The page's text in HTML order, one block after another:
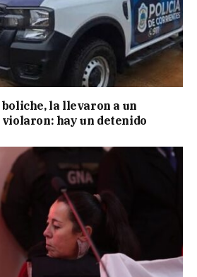
la llevaron a un
hay un detenido